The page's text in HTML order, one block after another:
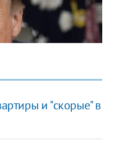
и "скорые" в